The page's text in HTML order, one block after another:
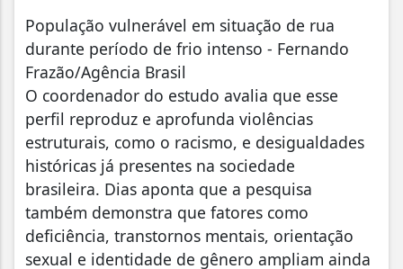
População vulnerável em situação de rua
durante período de frio intenso - Fernando
Frazão/Agência Brasil
O coordenador do estudo avalia que esse
perfil reproduz e aprofunda violências
estruturais, como o racismo, e desigualdades
históricas já presentes na sociedade
brasileira. Dias aponta que a pesquisa
também demonstra que fatores como
deficiência, transtornos mentais, orientação
sexual e identidade de gênero ampliam ainda